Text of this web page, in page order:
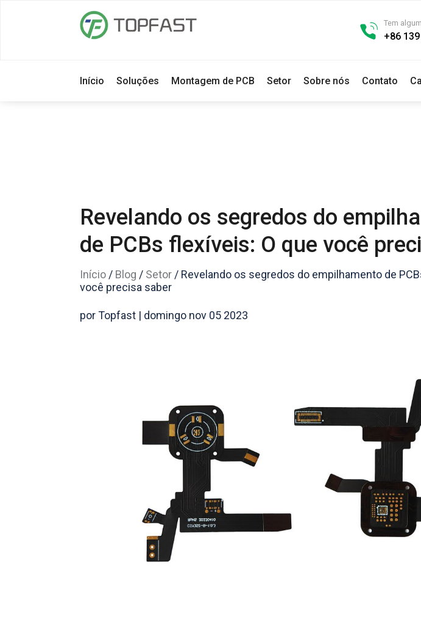
Tem
+86
Início Soluções Montagem de PCB Setor Sobre nós Contato
Revelando os segredos do
de PCBs flexíveis: O que você
Início / Blog / Setor / Revelando os segredos do empilhamento de
você precisa saber
por Topfast | domingo nov 05 2023